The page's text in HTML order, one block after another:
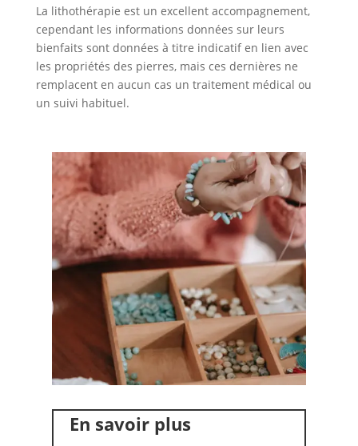
La lithothérapie est un excellent accompagnement,
cependant les informations données sur leurs
bienfaits sont données à titre indicatif en lien avec
les propriétés des pierres, mais ces dernières ne
remplacent en aucun cas un traitement médical ou
un suivi habituel.
En savoir plus